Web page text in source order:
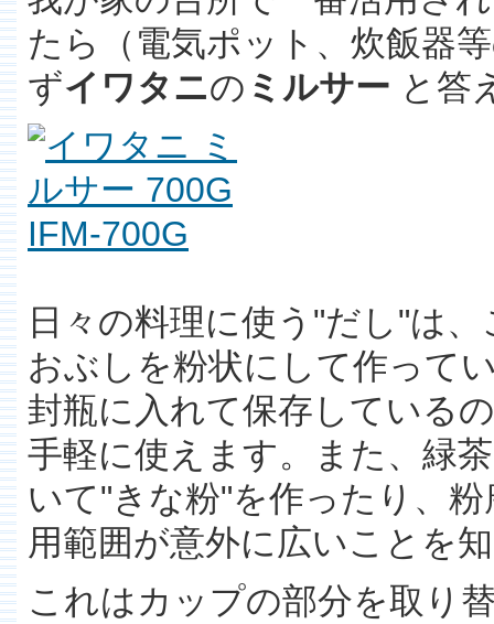
たら（電気ポット、炊飯器
ずイワタニの ミルサー と答
日々の料理に使う"だし"は、
おぶしを粉状にして作って
封瓶に入れて保存している
手軽に使えます。また、緑
いて"きな粉"を作ったり、
用範囲が意外に広いことを
これはカップの部分を取り